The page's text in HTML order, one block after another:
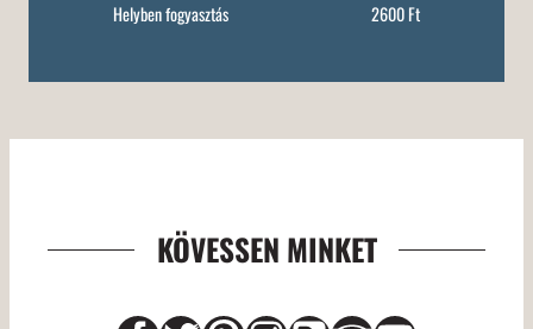
Helyben fogyasztás 2600 Ft
KÖVESSEN MINKET